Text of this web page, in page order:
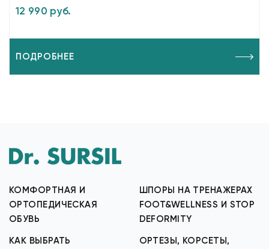
12 990 руб.
ПОДРОБНЕЕ
КОМФОРТНАЯ И
ОРТОПЕДИЧЕСКАЯ
ОБУВЬ
КАК ВЫБРАТЬ
ШПОРЫ НА ТРЕНАЖЕРАХ
FOOT&WELLNESS И STOP
DEFORMITY
ОРТЕЗЫ, КОРСЕТЫ,